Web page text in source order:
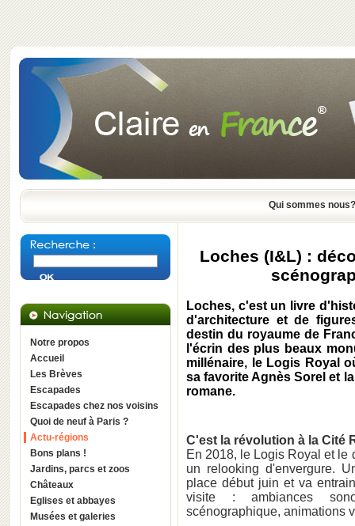
Qui sommes nous?
Notre propos
Accueil
Les Brèves
Escapades
Escapades chez nos voisins
Quoi de neuf à Paris ?
Actu-régions
Bons plans !
Jardins, parcs et zoos
Châteaux
Eglises et abbayes
Musées et galeries
Loches (I&L) :
Loches, c'est un livre
d'architecture et de
destin du royaume de
l'écrin des plus beaux
millénaire, le Logis Royal
sa favorite Agnès Sorel et
romane.
C'est la révolution à la Cité
En 2018, le Logis Royal et le
un relooking d'envergure.
place début juin et va
visite : ambiances
scénographique, animations